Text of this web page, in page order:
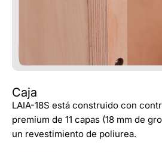
Caja
LAIA-18S está construido con
premium de 11 capas (18 mm de
un revestimiento de poliurea.